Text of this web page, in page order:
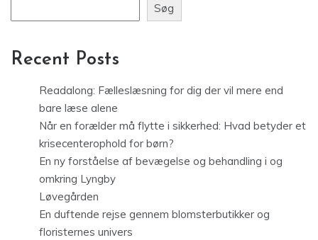
Søg
Recent Posts
Readalong: Fælleslæsning for dig der vil mere end
bare læse alene
Når en forælder må flytte i sikkerhed: Hvad betyder et
krisecenterophold for børn?
En ny forståelse af bevægelse og behandling i og
omkring Lyngby
Løvegården
En duftende rejse gennem blomsterbutikker og
floristernes univers